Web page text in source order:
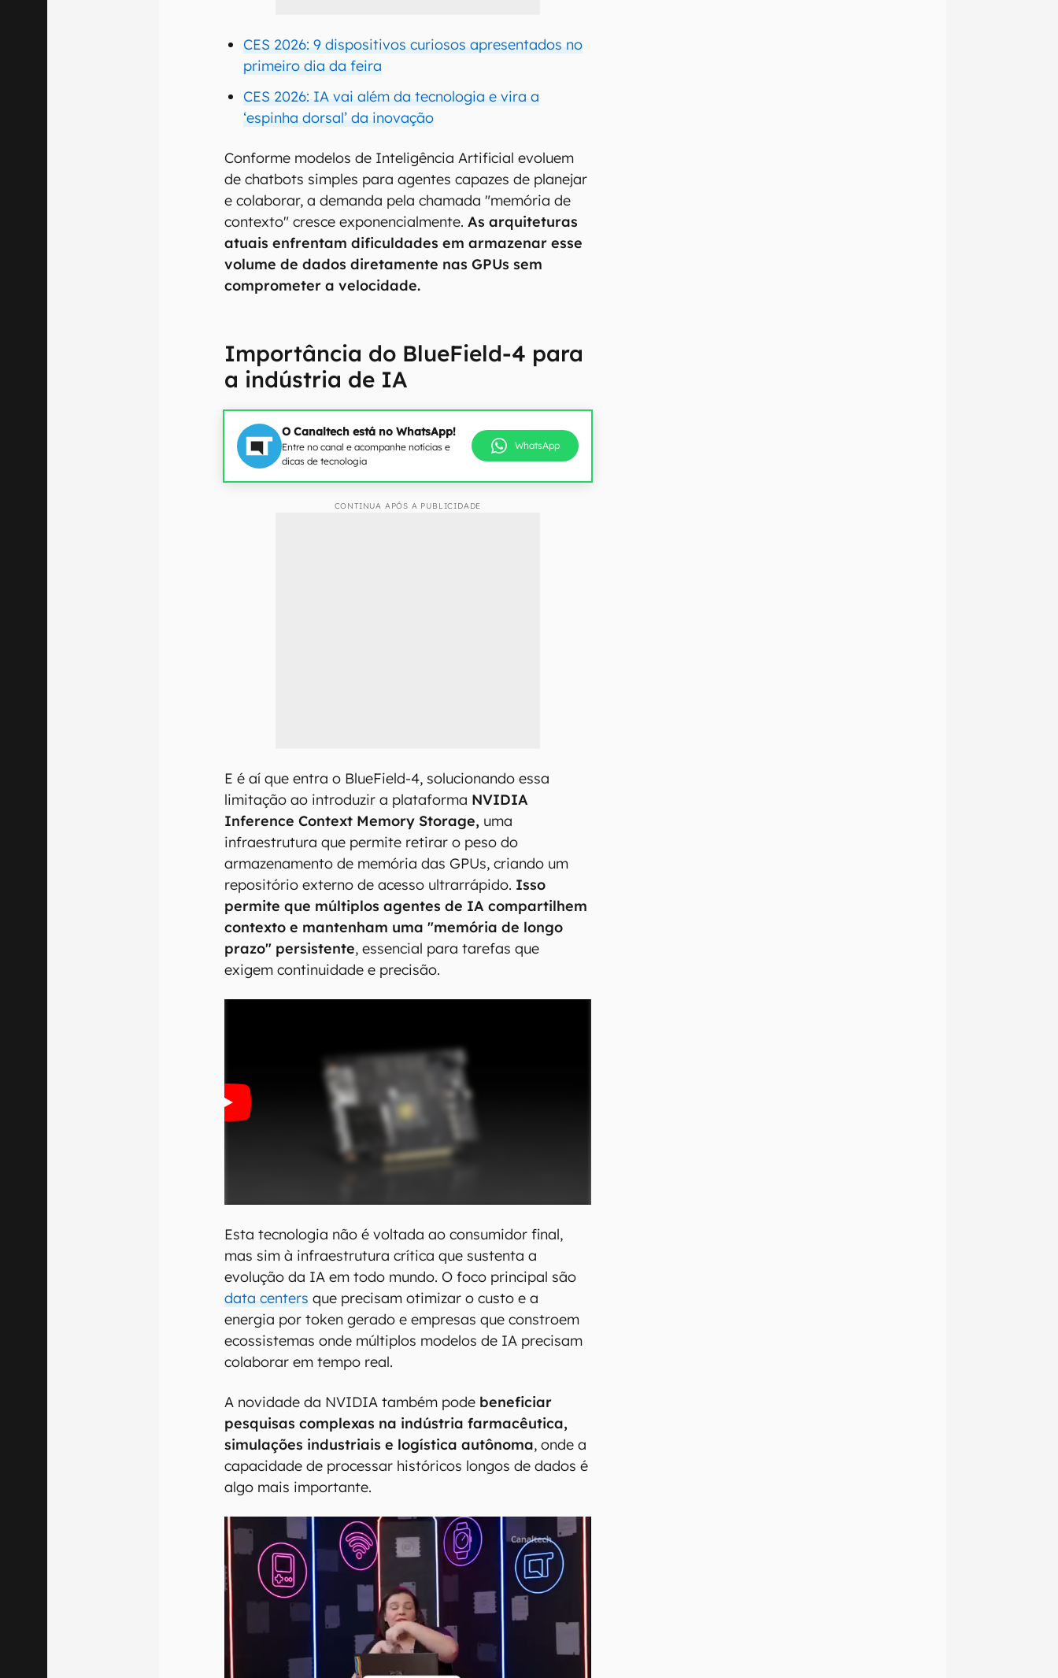
CES 2026: 9 dispositivos curiosos apresentados no
primeiro dia da feira
CES 2026: IA vai além da tecnologia e vira a
‘espinha dorsal’ da inovação
Conforme modelos de Inteligência Artificial evoluem
de chatbots simples para agentes capazes de planejar
e colaborar, a demanda pela chamada "memória de
contexto" cresce exponencialmente.As arquiteturas
atuais enfrentam dificuldades em armazenar esse
volume de dados diretamente nas GPUs sem
comprometer a velocidade.
Importância do BlueField-4 para
a indústria de IA
O Canaltech está no WhatsApp!
Entre no canal e acompanhe notícias e
dicas de tecnologia
WhatsApp
CONTINUA APÓS A PUBLICIDADE
E é aí que entra o BlueField-4, solucionando essa
limitação ao introduzir a plataforma NVIDIA
Inference Context Memory Storage, uma
infraestrutura que permite retirar o peso do
armazenamento de memória das GPUs, criando um
repositório externo de acesso ultrarrápido. Isso
permite que múltiplos agentes de IA compartilhem
contexto e mantenham uma "memória de longo
prazo" persistente, essencial para tarefas que
exigem continuidade e precisão.
Esta tecnologia não é voltada ao consumidor final,
mas sim à infraestrutura crítica que sustenta a
evolução da IA em todo mundo. O foco principal são
data centers que precisam otimizar o custo e a
energia por token gerado e empresas que constroem
ecossistemas onde múltiplos modelos de IA precisam
colaborar em tempo real.
A novidade da NVIDIA também pode beneficiar
pesquisas complexas na indústria farmacêutica,
simulações industriais e logística autônoma, onde a
capacidade de processar históricos longos de dados é
algo mais importante.